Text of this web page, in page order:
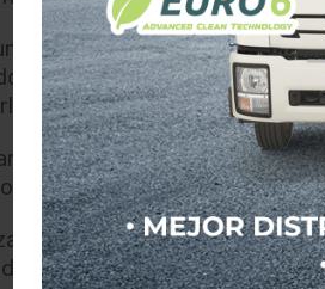
planta de producción en
las caretas producidas a
en Okayama, donde se
aumentar la fabricación
de la infección.
las instalaciones de sus
de automóviles para